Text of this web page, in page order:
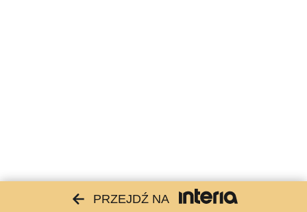
PRZEJDŹ NA